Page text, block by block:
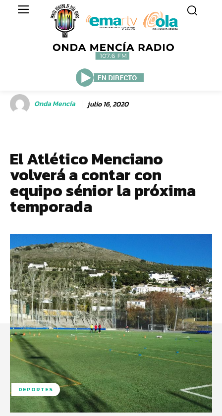
Onda Mencía julio 16, 2020
El Atlético Menciano
volverá a contar con
equipo sénior la próxima
temporada
DEPORTES